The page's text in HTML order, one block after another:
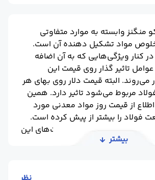
منگنز وابسته به موارد متفاوتی
مواد تشکیل دهنده آن است.
کنار ویژگی‌هایی که به آن اضافه
تاثیر گذار روی قیمت این
البته قیمت دلار روی بهای هر
مربوط می‌شود تاثیر دارد. همین
از قیمت روز مواد معدنی مورد
فولاد را بیشتر از پیش کرده است.
دریافت به روزترین قیمت‌های این
کافی است به صورت روزانه به ما سر
بیشتر